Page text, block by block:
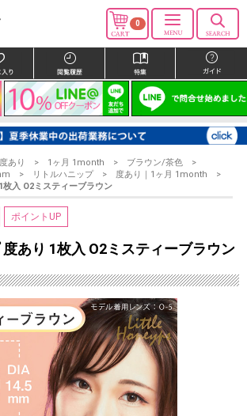
0
度あり 1ヶ月 1month
ブラウン/茶色
リトルハニップ
度あり｜1ヶ月 1month
枚入 O2ミスティーブラウン
ポイントUP
度あり 1枚入 O2ミスティーブラウン